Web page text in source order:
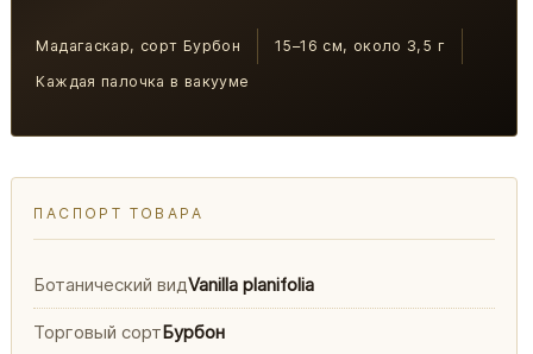
Мадагаскар, сорт Бурбон
15–16 см, около 3,5 г
Каждая палочка в вакууме
ПАСПОРТ ТОВАРА
Ботанический видVanilla planifolia
Торговый сортБурбон